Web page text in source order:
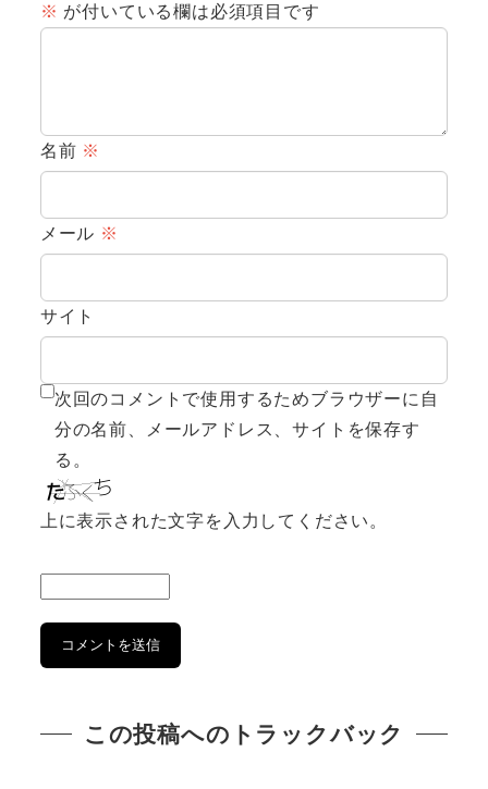
※ が付いている欄は必須項目です
名前 ※
メール ※
サイト
次回のコメントで使用するためブラウザーに自
分の名前、メールアドレス、サイトを保存す
る。
上に表示された文字を入力してください。
この投稿へのトラックバック